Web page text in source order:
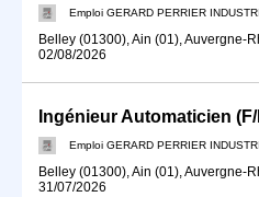
Emploi GERARD PERRIER
Belley (01300), Ain (01), Auvergne-
02/08/2026
Ingénieur Automaticien
Emploi GERARD PERRIER
Belley (01300), Ain (01), Auvergne-
31/07/2026